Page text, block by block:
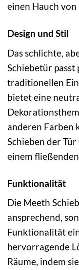
einen Hauch von
Design und Stil
Das schlichte,
Schiebetür
traditionellen
bietet eine
anderen Farben
Schieben der
einem
Funktionalität
Die Meeth
ansprechend,
Funktionalität
hervorragende
Räume, indem